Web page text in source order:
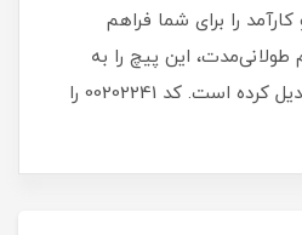
را برای شما فراهم
طولانی‌مدت، این پیچ را به
انتخاب اول حرفه‌ای‌ها تبدیل کرده است. کد 00202241 را